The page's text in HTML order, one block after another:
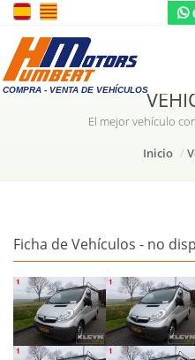
COMPRA - VENTA DE VEHÍCULOS
El mejor vehículo
Inicio
Ficha de Vehículos - no